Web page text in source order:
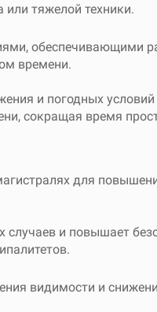
тяжелой техники.
обеспечивающими
времени.
и погодных
сокращая время
для
случаев и повышает
видимости и